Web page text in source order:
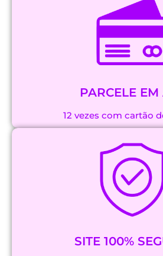
PARCELE EM
12 vezes com cartão
SITE 100%